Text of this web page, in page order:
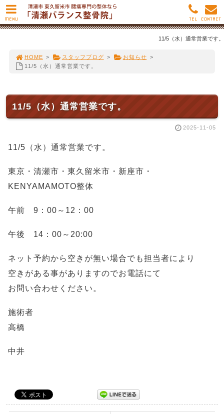
11/5（水）通常営業です。
HOME > スタッフブログ > お知らせ >
11/5（水）通常営業です。
11/5（水）通常営業です。
2025-11-05
11/5（水）通常営業です。
東京・清瀬市・東久留米市・新座市・
KENYAMAMOTO整体
午前 9：00～12：00
午後 14：00～20:00
ネット予約から空きが無い場合でも担当者により
空きがある事がありますのでお電話にて
お問い合わせください。
施術者
高橋
中井
MENU CONTACT
TEL